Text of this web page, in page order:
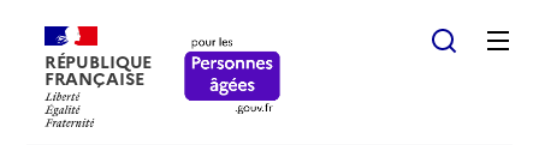
RÉPUBLIQUE
FRANÇAISE